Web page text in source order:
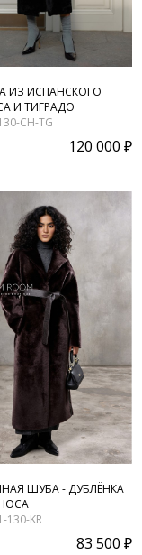
ИЗ ИСПАНСКОГО
И ТИГРАДО
CH-TG
120 000 ₽
ШУБА - ДУБЛЁНКА
130-KR
83 500 ₽